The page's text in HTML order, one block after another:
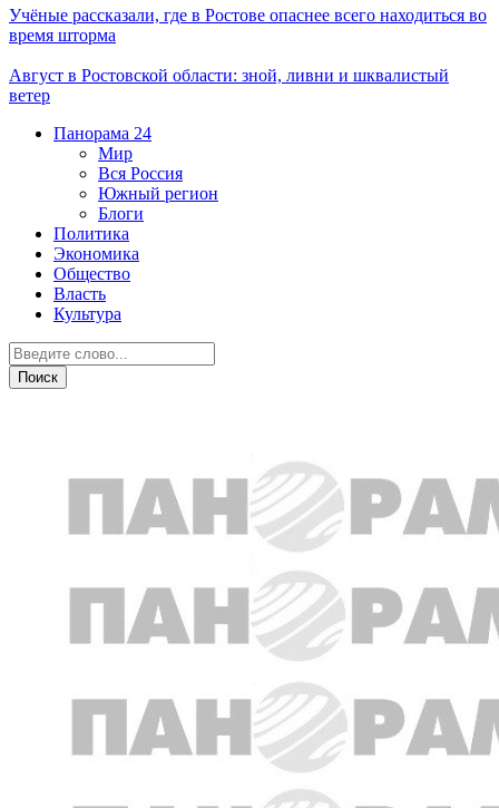
Учёные рассказали, где в Ростове опаснее всего находиться во
время шторма
Август в Ростовской области: зной, ливни и шквалистый
ветер
Панорама 24
Мир
Вся Россия
Южный регион
Блоги
Политика
Экономика
Общество
Власть
Культура